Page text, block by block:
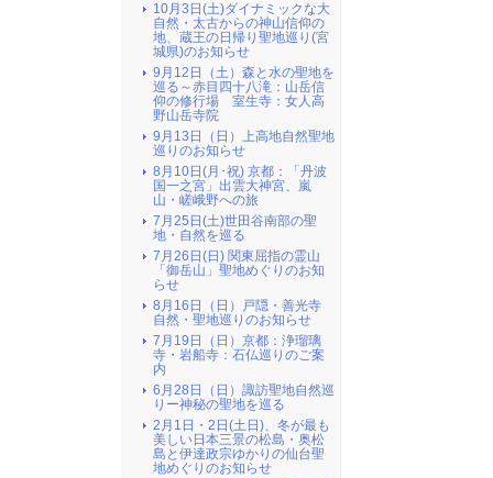
10月3日(土)ダイナミックな大
自然・太古からの神山信仰の
地、蔵王の日帰り聖地巡り(宮
城県)のお知らせ
9月12日（土）森と水の聖地を
巡る～赤目四十八滝：山岳信
仰の修行場 室生寺：女人高
野山岳寺院
9月13日（日）上高地自然聖地
巡りのお知らせ
8月10日(月･祝) 京都：「丹波
国一之宮」出雲大神宮、嵐
山・嵯峨野への旅
7月25日(土)世田谷南部の聖
地・自然を巡る
7月26日(日) 関東屈指の霊山
「御岳山」聖地めぐりのお知
らせ
8月16日（日）戸隠・善光寺
自然・聖地巡りのお知らせ
7月19日（日）京都：浄瑠璃
寺・岩船寺：石仏巡りのご案
内
6月28日（日）諏訪聖地自然巡
りー神秘の聖地を巡る
2月1日・2日(土日)、冬が最も
美しい日本三景の松島・奥松
島と伊達政宗ゆかりの仙台聖
地めぐりのお知らせ